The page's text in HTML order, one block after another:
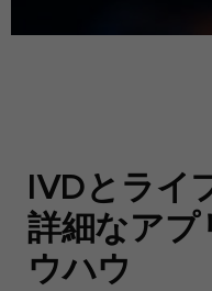
IVDとライ
詳細なアプ
ウハウ